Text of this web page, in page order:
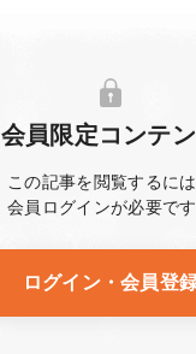
会員限定コンテ
この記事を閲覧するには
会員ログインが必要です
ログイン・会員登